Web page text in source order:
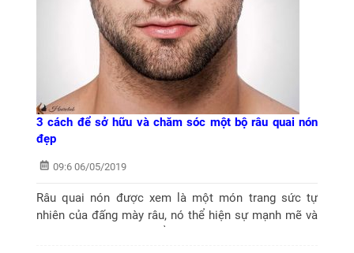
3 cách để sở hữu và chăm sóc một bộ râu quai nón
đẹp
09:6 06/05/2019
Râu quai nón được xem là một món trang sức tự
nhiên của đấng mày râu, nó thể hiện sự mạnh mẽ và